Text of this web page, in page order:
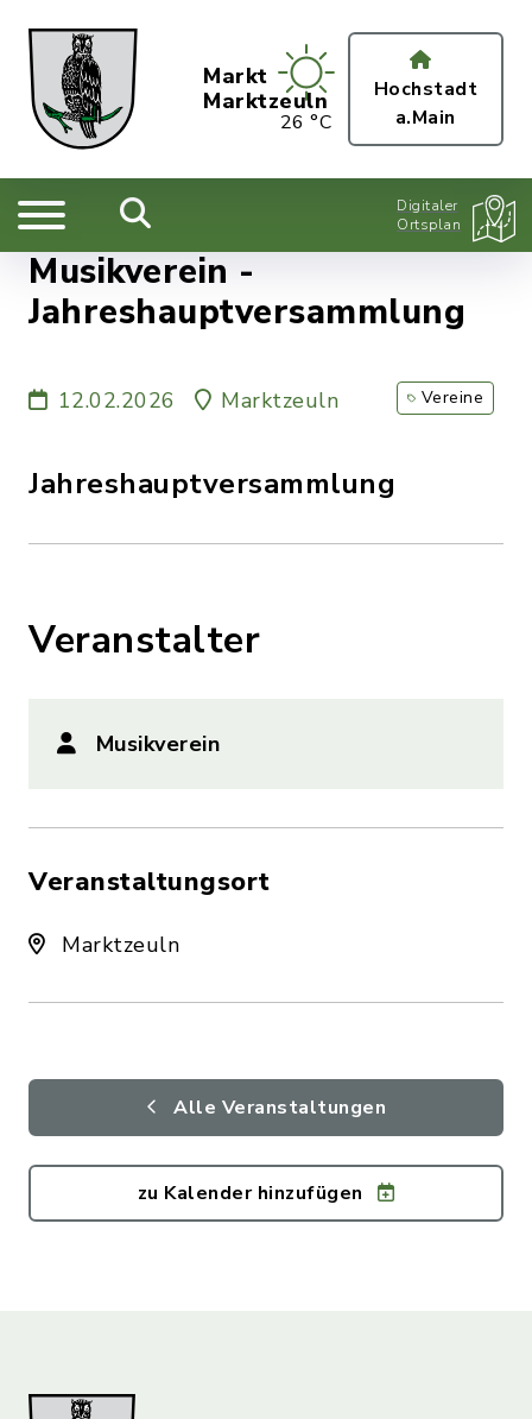
Markt
Marktzeuln
26 °C
Hochstadt
a.Main
Digitaler
Ortsplan
Musikverein -
Jahreshauptversammlung
12.02.2026 Marktzeuln Vereine
Jahreshauptversammlung
Veranstalter
Musikverein
Veranstaltungsort
Marktzeuln
Alle Veranstaltungen
zu Kalender hinzufügen